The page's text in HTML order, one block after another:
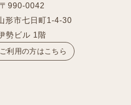
〒990-0042
形市七日町1-4-30
勢ビル 1階
利用の方はこちら